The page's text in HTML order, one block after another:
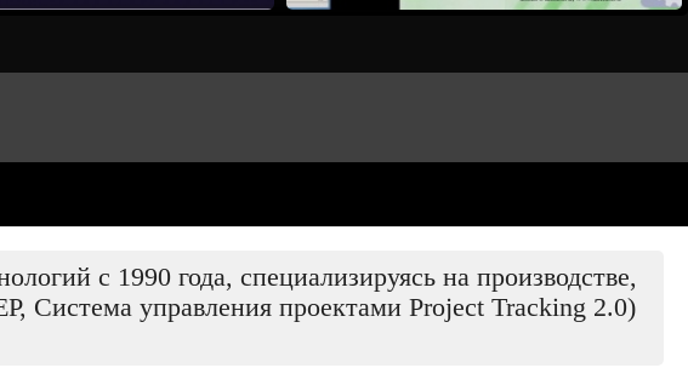
с 1990 года, специализируясь на производстве,
управления проектами Project Tracking 2.0)